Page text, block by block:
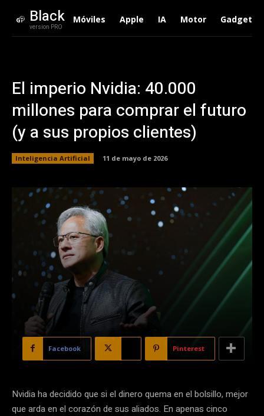
Black
version PRO
Móviles Apple IA Motor Gadgets
El imperio Nvidia: 40.000
millones para comprar el futuro
(y a sus propios clientes)
Inteligencia Artificial 11 de mayo de 2026
Facebook Pinterest
Nvidia ha decidido que si el dinero quema en el bolsillo, mejor
que arda en el corazón de sus aliados. En apenas cinco